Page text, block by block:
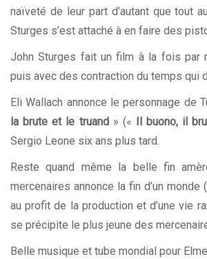
naïveté de leur part d’autant que tout
Sturges s’est attaché à en faire des
John Sturges fait un film à la fois par
puis avec des contraction du temps qui
Eli Wallach annonce le personnage de
la brute et le truand» (« Il buono, il
Sergio Leone six ans plus tard.
Reste quand même la belle fin
mercenaires annonce la fin d’un monde
au profit de la production et d’une vie
se précipite le plus jeune des
Belle musique et tube mondial pour